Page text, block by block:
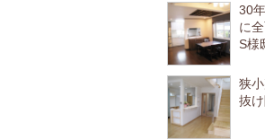
30
に
S様
狭
抜